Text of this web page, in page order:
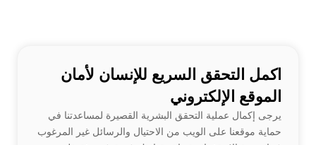
اكمل التحقق السريع للإنسان لأمان
الموقع الإلكتروني
يرجى إكمال عملية التحقق البشرية القصيرة لمساعدتنا في
حماية موقعنا على الويب من الاحتيال والرسائل غير المرغوب